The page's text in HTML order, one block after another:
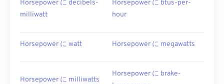
Horsepower に decibels-
milliwatt
Horsepower に btus-per-
hour
Horsepower に watt Horsepower に megawatts
Horsepower に milliwatts
Horsepower に brake-